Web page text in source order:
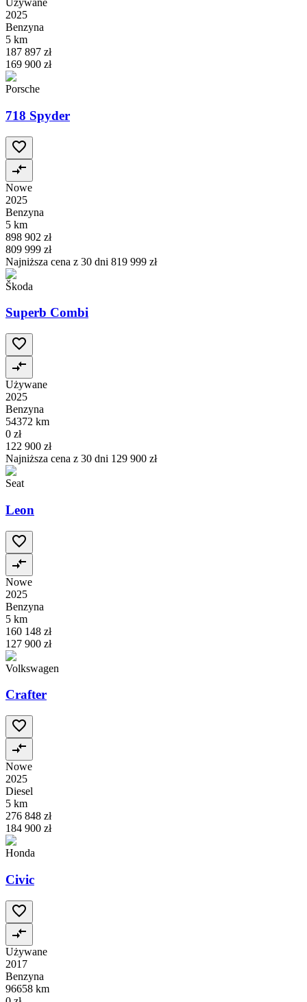
Używane
2025
Benzyna
5 km
187 897 zł
169 900 zł
Porsche
718 Spyder
Nowe
2025
Benzyna
5 km
898 902 zł
809 999 zł
Najniższa cena z 30 dni 819 999 zł
Škoda
Superb Combi
Używane
2025
Benzyna
54372 km
0 zł
122 900 zł
Najniższa cena z 30 dni 129 900 zł
Seat
Leon
Nowe
2025
Benzyna
5 km
160 148 zł
127 900 zł
Volkswagen
Crafter
Nowe
2025
Diesel
5 km
276 848 zł
184 900 zł
Honda
Civic
Używane
2017
Benzyna
96658 km